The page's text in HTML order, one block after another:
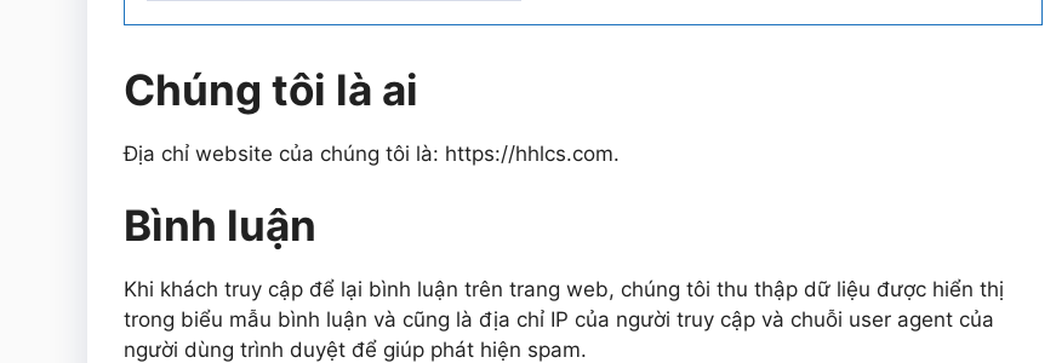
Chúng tôi là ai
Địa chỉ website của chúng tôi là: https://hhlcs.com.
Bình luận
Khi khách truy cập để lại bình luận trên trang web, chúng tôi thu thập dữ liệu được hiển thị
trong biểu mẫu bình luận và cũng là địa chỉ IP của người truy cập và chuỗi user agent của
người dùng trình duyệt để giúp phát hiện spam.